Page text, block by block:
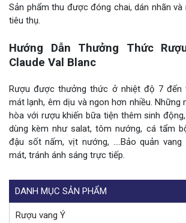
Sản phẩm thu được đóng chai, dán nhãn
tiêu thụ.
Hướng Dẫn Thưởng Thức
Claude Val Blanc
Rượu được thưởng thức ở nhiệt độ 7 đến
mát lạnh, êm dịu và ngon hơn nhiều. Những
hòa với rượu khiến bữa tiện thêm sinh
dùng kèm như salat, tôm nướng, cá tẩm
đậu sốt nấm, vịt nướng, ….Bảo quản
mát, tránh ánh sáng trực tiếp.
DANH MỤC SẢN PHẨM
Rượu vang Ý